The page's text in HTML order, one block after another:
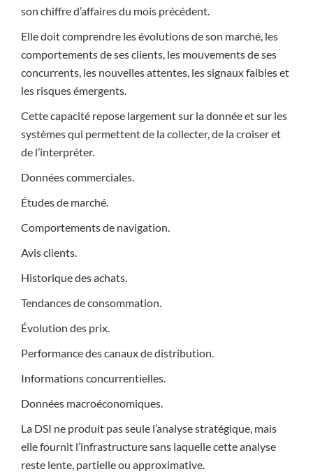
son chiffre d’affaires du mois précédent.
Elle doit comprendre les évolutions de son marché, les
comportements de ses clients, les mouvements de ses
concurrents, les nouvelles attentes, les signaux faibles et
les risques émergents.
Cette capacité repose largement sur la donnée et sur les
systèmes qui permettent de la collecter, de la croiser et
de l’interpréter.
Données commerciales.
Études de marché.
Comportements de navigation.
Avis clients.
Historique des achats.
Tendances de consommation.
Évolution des prix.
Performance des canaux de distribution.
Informations concurrentielles.
Données macroéconomiques.
La DSI ne produit pas seule l’analyse stratégique, mais
elle fournit l’infrastructure sans laquelle cette analyse
reste lente, partielle ou approximative.